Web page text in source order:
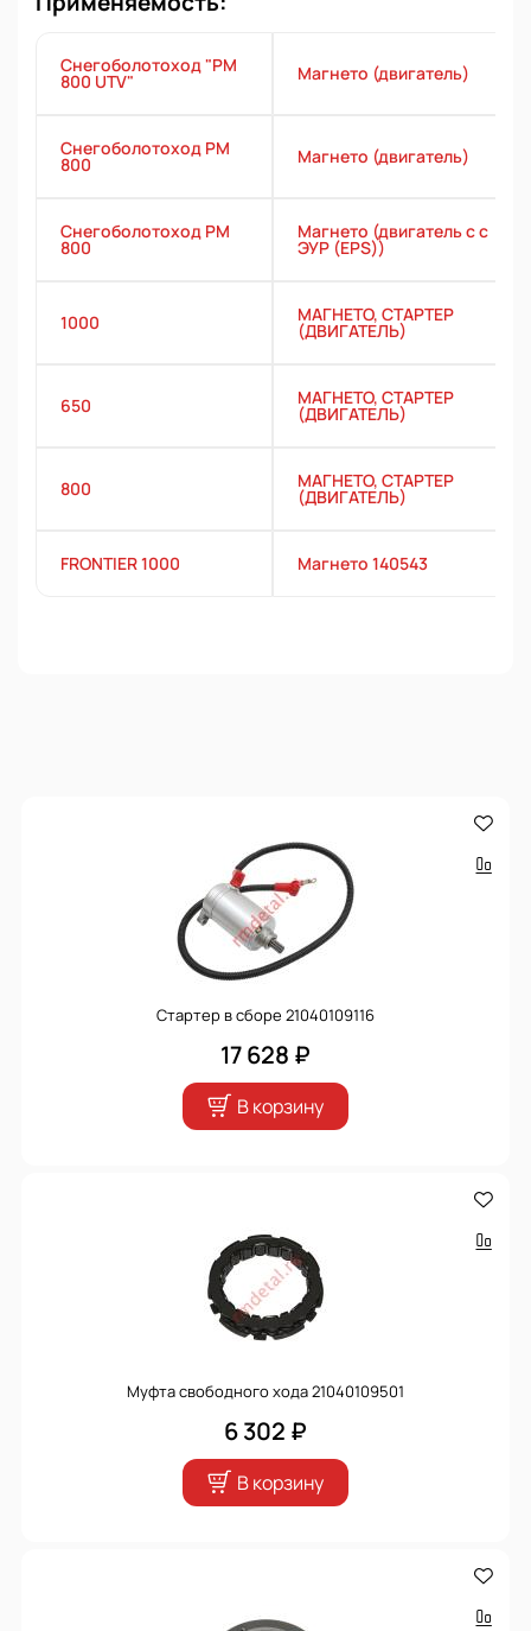
Снегоболотоход "РМ
800 UTV" Магнето (двигатель)
Снегоболотоход РМ
800 Магнето (двигатель)
Снегоболотоход РМ
800
Магнето (двигатель с с
ЭУР (EPS))
1000 МАГНЕТО, СТАРТЕР
(ДВИГАТЕЛЬ)
650 МАГНЕТО, СТАРТЕР
(ДВИГАТЕЛЬ)
800 МАГНЕТО, СТАРТЕР
(ДВИГАТЕЛЬ)
FRONTIER 1000 Магнето 140543
Стартер в сборе 21040109116
17 628 ₽
В корзину
Муфта свободного хода 21040109501
6 302 ₽
В корзину